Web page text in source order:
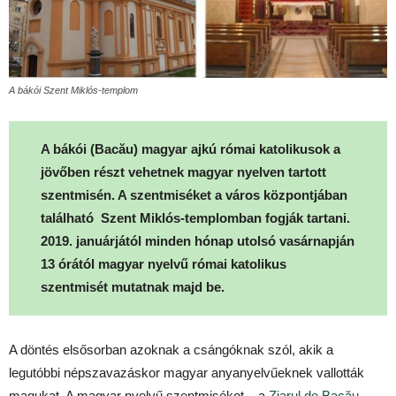
A bákói Szent Miklós-templom
A bákói (Bacău) magyar ajkú római katolikusok a
jövőben részt vehetnek magyar nyelven tartott
szentmisén. A szentmiséket a város központjában
található Szent Miklós-templomban fogják tartani.
2019. januárjától minden hónap utolsó vasárnapján
13 órától magyar nyelvű római katolikus
szentmisét mutatnak majd be.
A döntés elsősorban azoknak a csángóknak szól, akik a
legutóbbi népszavazáskor magyar anyanyelvűeknek vallották